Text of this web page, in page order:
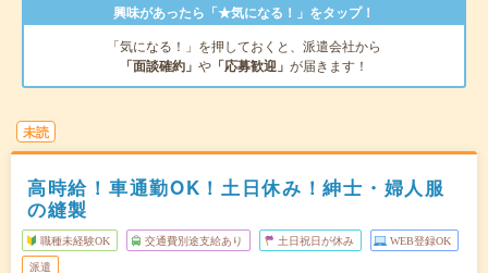
興味があったら「★気になる！」をタップ！
「気になる！」を押しておくと、派遣会社から
「面談確約」 や 「応募歓迎」 が届きます！
未読
高時給！車通勤OK！土日休み！紳士・婦人服
の縫製
職種未経験OK 交通費別途支給あり 土日祝日が休み WEB登録OK
派遣